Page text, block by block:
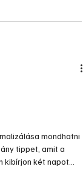
nem csak a
érzékelőket, az
mondhatni